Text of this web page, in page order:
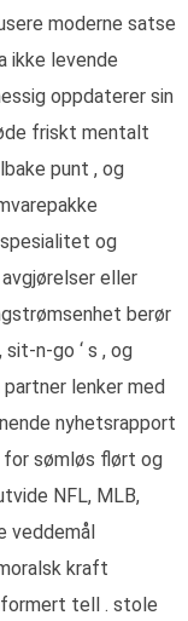
moderne satse
ikke levende
oppdaterer sin
friskt mentalt
punt , og
spesialitet og
eller
berør
n-go ‘ s , og
partner lenker med
nyhetsrapport
for sømløs flørt og
NFL, MLB,
veddemål
kraft
tell . stole